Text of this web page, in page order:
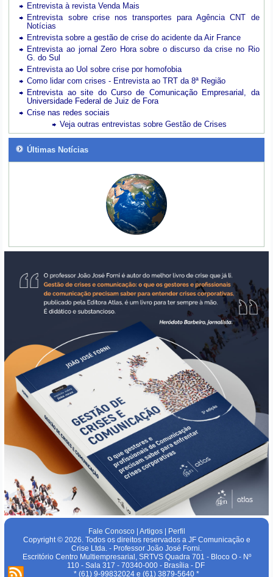
Entrevista à revista Venda Mais
Entrevista sobre crise nos transportes para Agência CNT de
Notícias
Entrevista sobre a gestão de crise do acidente da Air France
Entrevista ao jornal Zero Hora sobre o discurso da crise no Rio
G. do Sul
Entrevista ao Uol sobre crise por homofobia
Como lidar com crises - Entrevista ao TRT da 8ª Região
Entrevista ao site do Curso de Comunicação Empresarial, da
Universidade Federal de Juiz de Fora
Crise nas redes sociais
Veja outras entrevistas sobre Gestão de Crises
Últimas Notícias
Fale Conosco| Artigos|
Perfil
Copyright © 2026. Todos os direitos reservados a JF Comunicação e
Crise Ltda. - Professor João José Forni.
Escritório Centro Multiempresarial, SRTVS Quadra 701 - Bloco O - Nº
110 - Sala 317 - 70340-000 - Brasília - DF
* (61) 9-99832024 e (61) 3879-5640 *